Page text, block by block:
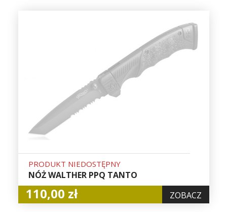
PRODUKT NIEDOSTĘPNY
NÓŻ WALTHER PPQ TANTO
110,00 zł ZOBACZ